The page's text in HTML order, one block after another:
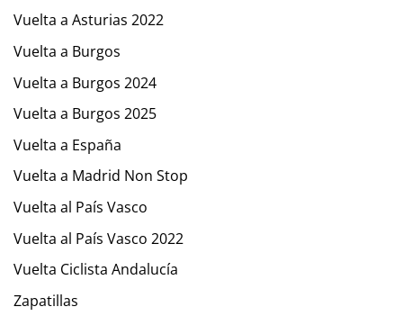
Vuelta a Asturias 2022
Vuelta a Burgos
Vuelta a Burgos 2024
Vuelta a Burgos 2025
Vuelta a España
Vuelta a Madrid Non Stop
Vuelta al País Vasco
Vuelta al País Vasco 2022
Vuelta Ciclista Andalucía
Zapatillas